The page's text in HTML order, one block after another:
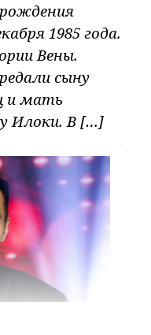
1985 года.
Вены.
сыну
и мать
Илоки. В […]